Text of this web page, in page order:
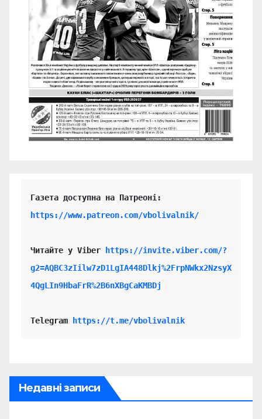
https://www.patreon.com/vbolivalnik/
Читайте у Viber
https://invite.viber.com/?
g2=AQBC3zIilw7zD1LgIA448Dlkj%2FrpNWkx2NzsyX
4QgLIn9HbaFrR%2B6nXBgCaKMBDj
Telegram https://t.me/vbolivalnik
Недавні записи